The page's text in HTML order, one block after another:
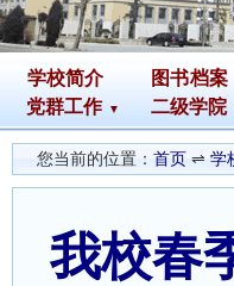
学校简介 图书档案
党群工作
二级学院
您当前的位置： 首页 ⇌ 学
我校春